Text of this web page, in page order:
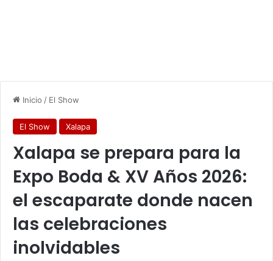
Inicio / El Show
El Show Xalapa
Xalapa se prepara para la
Expo Boda & XV Años 2026:
el escaparate donde nacen
las celebraciones
inolvidables